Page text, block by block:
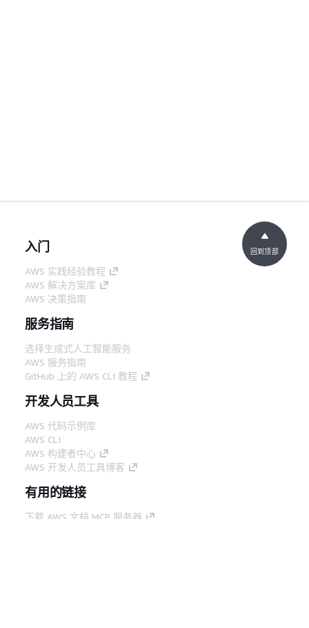
入门
AWS 实践经验教程
AWS 解决方案库
AWS 决策指南
服务指南
选择生成式人工智能服务
AWS 服务指南
GitHub 上的 AWS CLI 教程
开发人员工具
AWS 代码示例库
AWS CLI
AWS 构建者中心
AWS 开发人员工具博客
有用的链接
下载 AWS 文档 MCP 服务器
回到顶部